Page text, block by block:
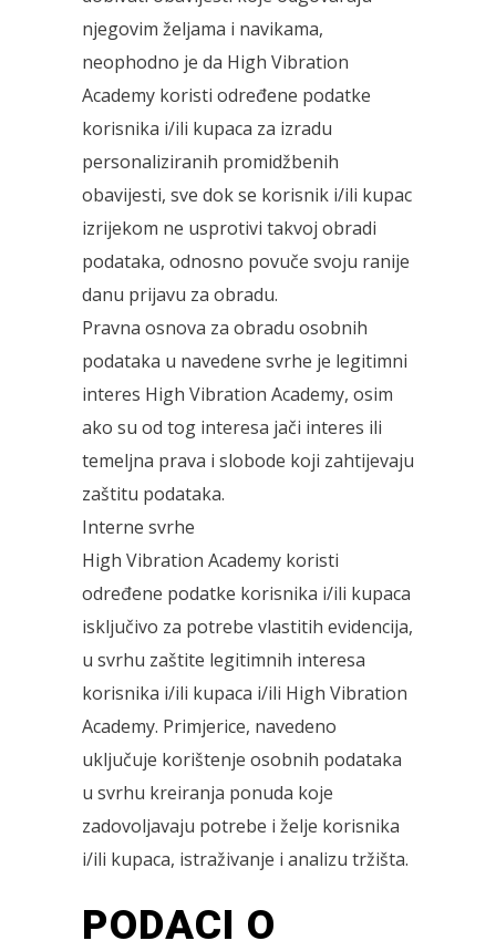
njegovim željama i navikama,
neophodno je da High Vibration
Academy koristi određene podatke
korisnika i/ili kupaca za izradu
personaliziranih promidžbenih
obavijesti, sve dok se korisnik i/ili kupac
izrijekom ne usprotivi takvoj obradi
podataka, odnosno povuče svoju ranije
danu prijavu za obradu.
Pravna osnova za obradu osobnih
podataka u navedene svrhe je legitimni
interes High Vibration Academy, osim
ako su od tog interesa jači interes ili
temeljna prava i slobode koji zahtijevaju
zaštitu podataka.
Interne svrhe
High Vibration Academy koristi
određene podatke korisnika i/ili kupaca
isključivo za potrebe vlastitih evidencija,
u svrhu zaštite legitimnih interesa
korisnika i/ili kupaca i/ili High Vibration
Academy. Primjerice, navedeno
uključuje korištenje osobnih podataka
u svrhu kreiranja ponuda koje
zadovoljavaju potrebe i želje korisnika
i/ili kupaca, istraživanje i analizu tržišta.
PODACI O